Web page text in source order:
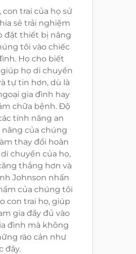
con trai của họ sử
sẻ trải nghiệm
đặt thiết bị nâng
tôi vào chiếc
Họ cho biết
họ di chuyển
tự tin hơn, dù là
gia đình hay
chữa bệnh. Độ
tính năng an
của chúng
thay đổi hoàn
chuyển của họ,
thẳng hơn và
Johnson nhấn
của chúng tôi
con trai họ, giúp
gia đầy đủ vào
đình mà không
rào cản như
đây.